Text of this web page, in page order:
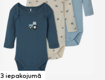
3 iepakojumā